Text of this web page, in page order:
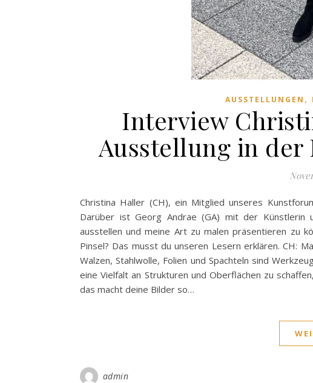
AUSSTELLUNGEN ,
Interview
Ausstellung in der
Christina Haller (CH), ein Mitglied unseres
Darüber ist Georg Andrae (GA) mit der Künstlerin
ausstellen und meine Art zu malen präsentieren zu
Pinsel? Das musst du unseren Lesern erklären. CH:
Walzen, Stahlwolle, Folien und Spachteln sind
eine Vielfalt an Strukturen und Oberflächen zu
das macht deine Bilder so…
admin